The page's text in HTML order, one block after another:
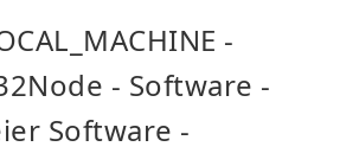
-
- Software -
Software -